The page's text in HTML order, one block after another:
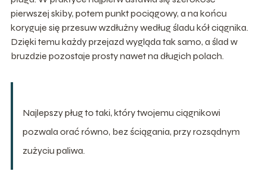
pierwszej skiby, potem punkt pociągowy, a na końcu
koryguje się przesuw wzdłużny według śladu kół ciągnika.
Dzięki temu każdy przejazd wygląda tak samo, a ślad w
bruzdzie pozostaje prosty nawet na długich polach.
Najlepszy pług to taki, który twojemu ciągnikowi
pozwala orać równo, bez ściągania, przy rozsądnym
zużyciu paliwa.